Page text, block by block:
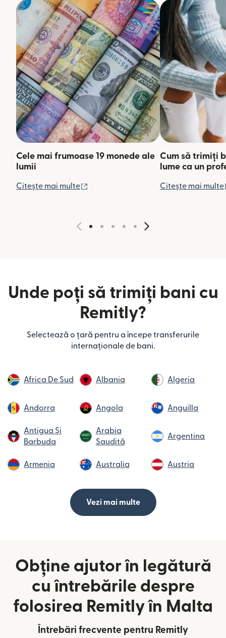
Cele mai frumoase 19 monede ale
lumii
Citește mai multe (se deschide într-o fereastră nouă)
Cum să trimiți
lume ca un
Citește mai multe
Unde poți să trimiți bani cu
Remitly?
Selectează o țară pentru a începe transferurile
internaționale de bani.
Africa De Sud Albania Algeria
Andorra Angola Anguilla
Antigua Și
Barbuda
Arabia
Saudită
Argentina
Armenia Australia Austria
Vezi mai multe
Obține ajutor în legătură
cu întrebările despre
folosirea Remitly în Malta
Întrebări frecvente pentru Remitly